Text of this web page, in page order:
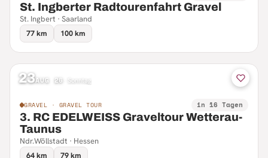
St. Ingberter Radtourenfahrt Gravel
St. Ingbert · Saarland
77 km
100 km
23AUG 26 Sonntag
GRAVEL · GRAVEL TOUR in 16 Tagen
3. RC EDELWEISS Graveltour Wetterau-
Taunus
Ndr.Wöllstadt · Hessen
64 km
79 km